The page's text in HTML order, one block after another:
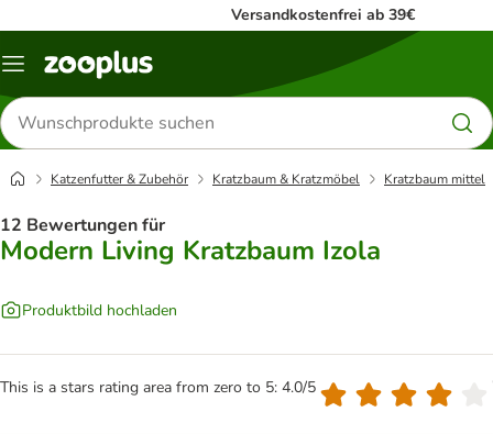
Versandkostenfrei ab 39€
Menü
Produkte
suchen
Katzenfutter & Zubehör Kratzbaum & Kratzmöbel Kratzbaum mittel
12 Bewertungen für
Modern Living Kratzbaum Izola
Produktbild hochladen
This is a stars rating area from zero to 5: 4.0/5